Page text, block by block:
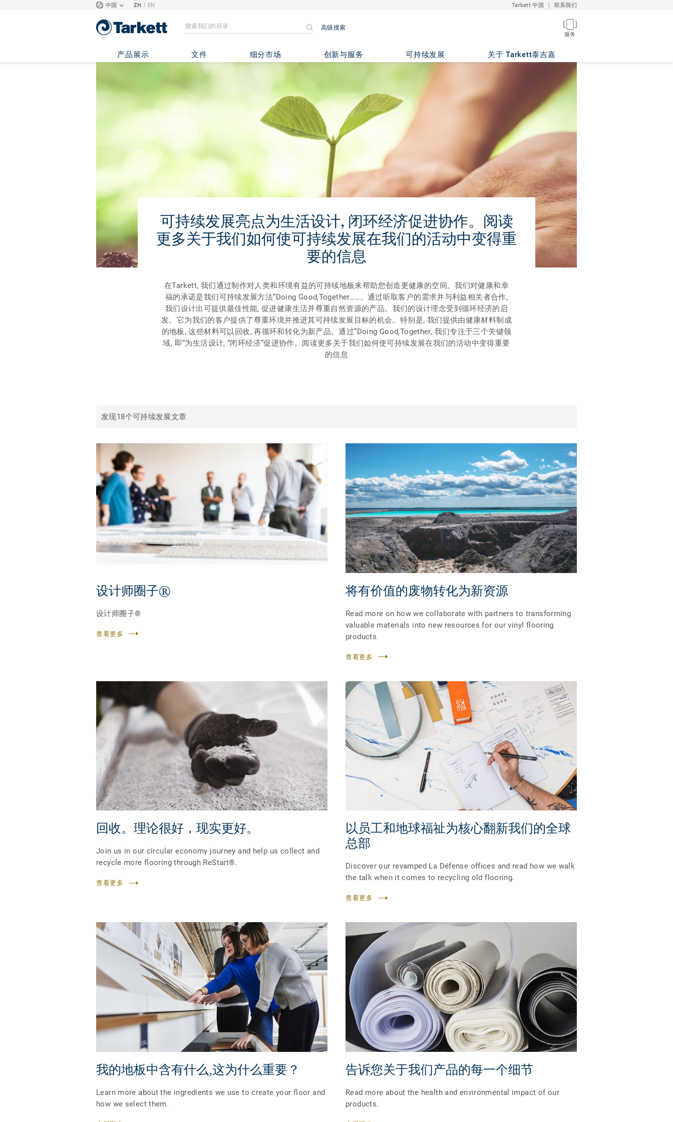
中国 ZH | EN Tarkett 中国 联系我们
高级搜索
服务
产品展示 文件 细分市场 创新与服务 可持续发展 关于 Tarkett泰吉嘉
可持续发展亮点为生活设计, 闭环经济促进协作。阅读
更多关于我们如何使可持续发展在我们的活动中变得重
要的信息
在Tarkett, 我们通过制作对人类和环境有益的可持续地板来帮助您创造更健康的空间。我们对健康和幸
福的承诺是我们可持续发展方法“Doing Good,Together……。通过听取客户的需求并与利益相关者合作,
我们设计出可提供最佳性能, 促进健康生活并尊重自然资源的产品。我们的设计理念受到循环经济的启
发。它为我们的客户提供了尊重环境并推进其可持续发展目标的机会。特别是, 我们提供由健康材料制成
的地板, 这些材料可以回收, 再循环和转化为新产品。通过“Doing Good,Together, 我们专注于三个关键领
域, 即“为生活设计, “闭环经济“促进协作。阅读更多关于我们如何使可持续发展在我们的活动中变得重要
的信息
发现18个可持续发展文章
设计师圈子®
设计师圈子®
查看更多
将有价值的废物转化为新资源
Read more on how we collaborate with partners to transforming
valuable materials into new resources for our vinyl flooring
products.
查看更多
回收。理论很好，现实更好。
Join us in our circular economy journey and help us collect and
recycle more flooring through ReStart®.
查看更多
以员工和地球福祉为核心翻新我们的全球
总部
Discover our revamped La Défense offices and read how we walk
the talk when it comes to recycling old flooring.
查看更多
我的地板中含有什么,这为什么重要？
Learn more about the ingredients we use to create your floor and
how we select them.
告诉您关于我们产品的每一个细节
Read more about the health and environmental impact of our
products.